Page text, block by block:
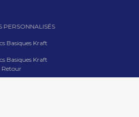
PERSONNALISÉS
Basiques Kraft
Basiques Kraft
Retour